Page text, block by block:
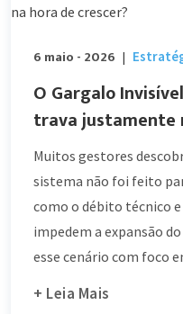
6 maio - 2026 |
O Gargalo
trava justamente
Muitos gestores
sistema não foi feito
como o débito técnico
impedem a expansão
esse cenário com foco
+ Leia Mais